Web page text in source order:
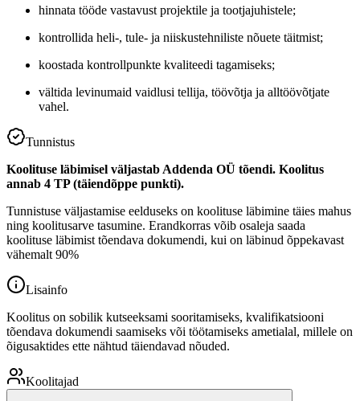
hinnata tööde vastavust projektile ja tootjajuhistele;
kontrollida heli-, tule- ja niiskustehniliste nõuete täitmist;
koostada kontrollpunkte kvaliteedi tagamiseks;
vältida levinumaid vaidlusi tellija, töövõtja ja alltöövõtjate
vahel.
Tunnistus
Koolituse läbimisel väljastab Addenda OÜ tõendi. Koolitus
annab 4 TP (täiendõppe punkti).
Tunnistuse väljastamise eelduseks on koolituse läbimine täies mahus
ning koolitusarve tasumine. Erandkorras võib osaleja saada
koolituse läbimist tõendava dokumendi, kui on läbinud õppekavast
vähemalt 90%
Lisainfo
Koolitus on sobilik kutseeksami sooritamiseks, kvalifikatsiooni
tõendava dokumendi saamiseks või töötamiseks ametialal, millele on
õigusaktides ette nähtud täiendavad nõuded.
Koolitajad